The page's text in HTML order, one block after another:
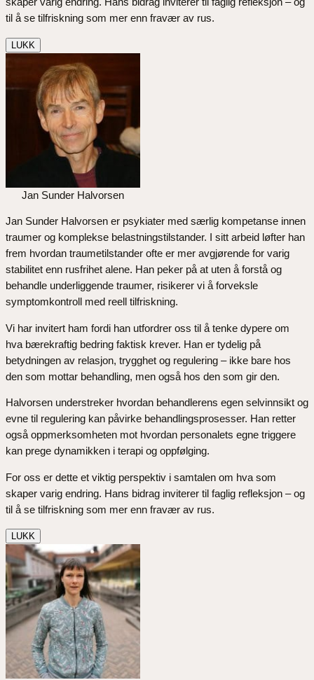
skaper varig endring. Hans bidrag inviterer til faglig refleksjon – og
til å se tilfriskning som mer enn fravær av rus.
LUKK
Jan Sunder Halvorsen
Jan Sunder Halvorsen er psykiater med særlig kompetanse innen
traumer og komplekse belastningstilstander. I sitt arbeid løfter han
frem hvordan traumetilstander ofte er mer avgjørende for varig
stabilitet enn rusfrihet alene. Han peker på at uten å forstå og
behandle underliggende traumer, risikerer vi å forveksle
symptomkontroll med reell tilfriskning.
Vi har invitert ham fordi han utfordrer oss til å tenke dypere om
hva bærekraftig bedring faktisk krever. Han er tydelig på
betydningen av relasjon, trygghet og regulering – ikke bare hos
den som mottar behandling, men også hos den som gir den.
Halvorsen understreker hvordan behandlerens egen selvinnsikt og
evne til regulering kan påvirke behandlingsprosesser. Han retter
også oppmerksomheten mot hvordan personalets egne triggere
kan prege dynamikken i terapi og oppfølging.
For oss er dette et viktig perspektiv i samtalen om hva som
skaper varig endring. Hans bidrag inviterer til faglig refleksjon – og
til å se tilfriskning som mer enn fravær av rus.
LUKK